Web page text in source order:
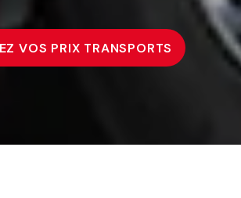
VOS PRIX TRANSPORTS